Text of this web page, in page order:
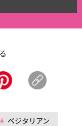
ベジタリアン